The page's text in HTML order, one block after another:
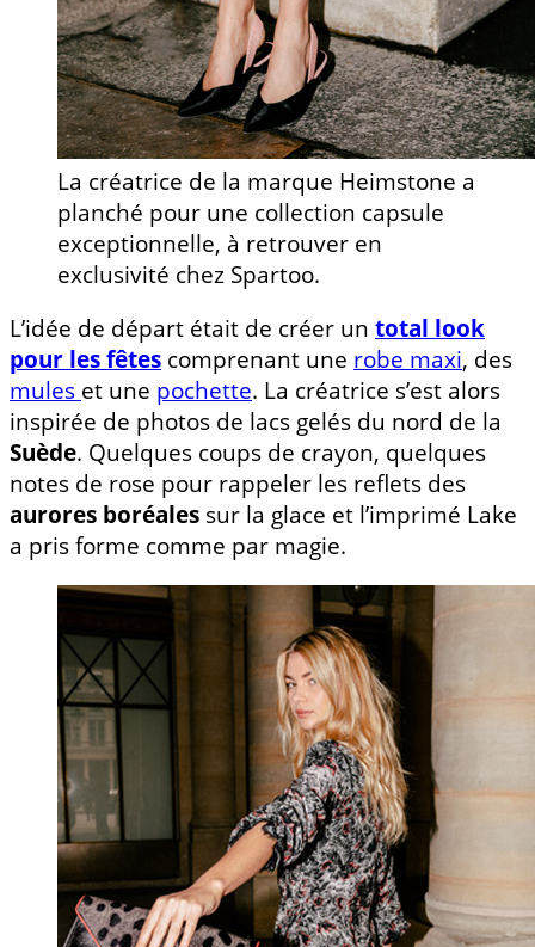
La créatrice de la marque Heimstone a
planché pour une collection capsule
exceptionnelle, à retrouver en
exclusivité chez Spartoo.
L’idée de départ était de créer un total look
pour les fêtes comprenant une robe maxi, des
mules et une pochette. La créatrice s’est alors
inspirée de photos de lacs gelés du nord de la
Suède. Quelques coups de crayon, quelques
notes de rose pour rappeler les reflets des
aurores boréales sur la glace et l’imprimé Lake
a pris forme comme par magie.